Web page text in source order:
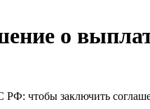
о
РФ: чтобы заключить